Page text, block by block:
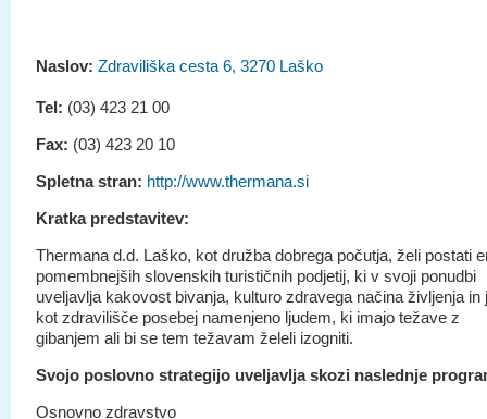
Naslov: Zdraviliška cesta 6, 3270 Laško
Tel: (03) 423 21 00
Fax: (03) 423 20 10
Spletna stran: http://www.thermana.si
Kratka predstavitev:
Thermana d.d. Laško, kot družba dobrega počutja, želi postati
pomembnejših slovenskih turističnih podjetij, ki v svoji ponudbi
uveljavlja kakovost bivanja, kulturo zdravega načina življenja in
kot zdravilišče posebej namenjeno ljudem, ki imajo težave z
gibanjem ali bi se tem težavam želeli izogniti.
Svojo poslovno strategijo uveljavlja skozi naslednje
Osnovno zdravstvo